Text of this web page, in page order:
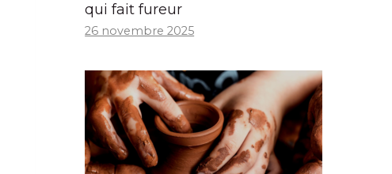
qui fait fureur
26 novembre 2025